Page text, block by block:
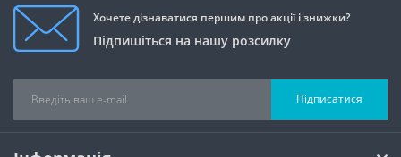
Хочете дізнаватися першим про акції і знижки?
Підпишіться на нашу розсилку
Підписатися